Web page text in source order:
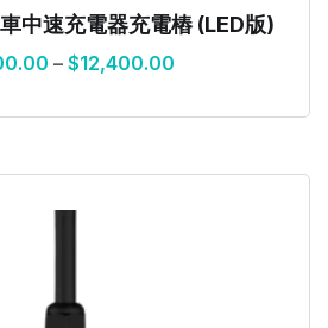
中速充電器充電樁 (LED版)
– $12,400.00